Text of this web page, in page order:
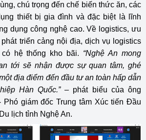
chú trọng đến chế biến thức ăn, các
thiết bị gia đình và đặc biệt là lĩnh
dụng công nghệ cao. Về logistics, ưu
triển cảng nội địa, dịch vụ logistics
hệ thống kho bãi. “Nghệ An mong
tới sẽ nhận được sự quan tâm, ghé
địa điểm đến đầu tư an toàn hấp dẫn
Hàn Quốc.”– phát biểu của ông
Phó giám đốc Trung tâm Xúc tiến Đầu
lịch tỉnh Nghệ An.